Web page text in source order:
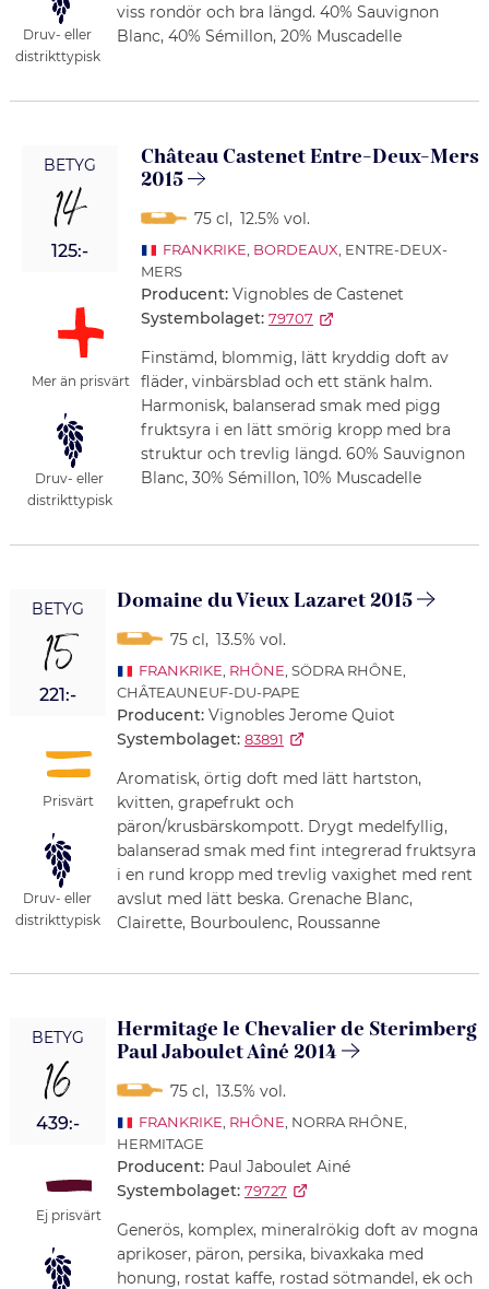
Druv- eller
distrikttypisk
viss rondör och bra längd. 40% Sauvignon
Blanc, 40% Sémillon, 20% Muscadelle
BETYG
14
125:-
Mer än prisvärt
Druv- eller
distrikttypisk
Château Castenet Entre-Deux-Mers
2015
75 cl , 12.5% vol.
FRANKRIKE, BORDEAUX, ENTRE-DEUX-
MERS
Producent: Vignobles de Castenet
Systembolaget: 79707
Finstämd, blommig, lätt kryddig doft av
fläder, vinbärsblad och ett stänk halm.
Harmonisk, balanserad smak med pigg
fruktsyra i en lätt smörig kropp med bra
struktur och trevlig längd. 60% Sauvignon
Blanc, 30% Sémillon, 10% Muscadelle
BETYG
15
221:-
Prisvärt
Druv- eller
distrikttypisk
Domaine du Vieux Lazaret 2015
75 cl, 13.5% vol.
FRANKRIKE RHÔNE , SÖDRA RHÔNE,
CHÂTEAUNEUF-DU-PAPE
Producent: Vignobles Jerome Quiot
Systembolaget: 83891
Aromatisk, örtig doft med lätt hartston,
kvitten, grapefrukt och
päron/krusbärskompott. Drygt medelfyllig,
balanserad smak med fint integrerad fruktsyra
i en rund kropp med trevlig vaxighet med rent
avslut med lätt beska. Grenache Blanc,
Clairette, Bourboulenc, Roussanne
BETYG
16
439:-
Ej prisvärt
Hermitage le Chevalier de Sterimberg
Paul Jaboulet Aîné 2014
75 cl, 13.5% vol.
FRANKRIKE RHÔNE , NORRA RHÔNE,
HERMITAGE
Producent: Paul Jaboulet Ainé
Systembolaget: 79727
Generös, komplex, mineralrökig doft av mogna
aprikoser, päron, persika, bivaxkaka med
honung, rostat kaffe, rostad sötmandel, ek och